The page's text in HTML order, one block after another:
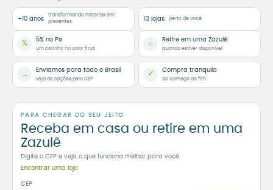
+10 anos
transformando histórias em
presentes
13 lojas perto de você
% 5% no Pix
um carinho no valor final
⌂ Retire em uma Zazulê
quando estiver disponível
→ Enviamos para todo o Brasil
veja as opções pelo CEP
✓ Compra tranquila
do começo ao fim
PARA CHEGAR DO SEU JEITO
Receba em casa ou retire em uma
Zazulê
Digite o CEP e veja o que funciona melhor para você.
Encontrar uma loja
CEP